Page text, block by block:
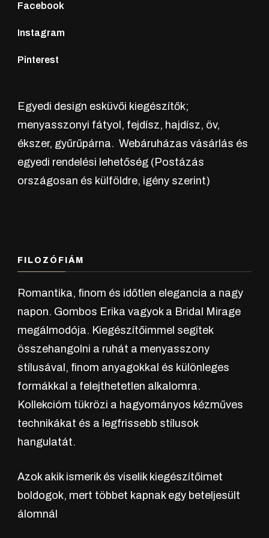
Facebook
Instagram
Pinterest
Egyedi design esküvői kiegészítők;
menyasszonyi fátyol, fejdísz, hajdísz, öv,
ékszer, gyűrűpárna. Webáruházas vásárlás és
egyedi rendelési lehetőség (Postázás
országosan és külföldre, igény szerint)
FILOZÓFIÁM
Romantika, finom és időtlen elegancia a nagy
napon. Gombos Erika vagyok a Bridal Mirage
megálmodója. Kiegészítőimmel segítek
összehangolni a ruhát a menyasszony
stílusával, finom anyagokkal és különleges
formákkal a felejthetetlen alkalomra.
Kollekcióm tükrözi a hagyományos kézműves
technikákat és a legfrissebb stílusok
hangulatát.
Azok akik ismerik és viselik kiegészítőimet
boldogok, mert többet kapnak egy beteljesült
álomnál